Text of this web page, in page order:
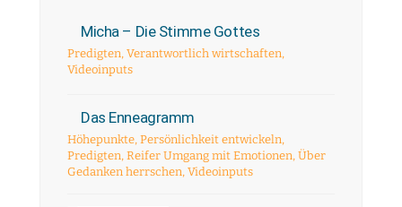
Micha – Die Stimme Gottes
Predigten, Verantwortlich wirtschaften,
Videoinputs
Das Enneagramm
Höhepunkte, Persönlichkeit entwickeln,
Predigten, Reifer Umgang mit Emotionen, Über
Gedanken herrschen, Videoinputs